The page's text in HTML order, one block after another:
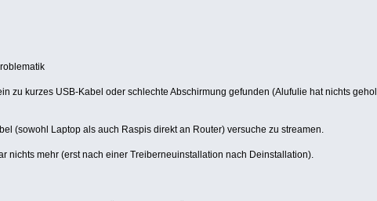
zu kurzes USB-Kabel oder schlechte Abschirmung gefunden (Alufulie hat nichts
(sowohl Laptop als auch Raspis direkt an Router) versuche zu streamen.
nichts mehr (erst nach einer Treiberneuinstallation nach Deinstallation).